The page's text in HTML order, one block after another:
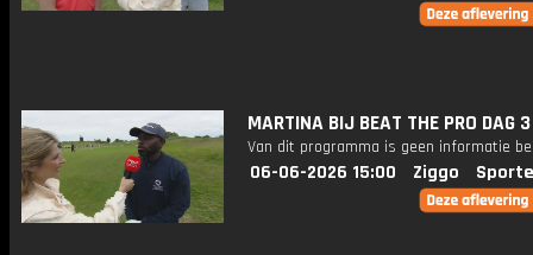
MARTINA BIJ BEAT THE PRO DAG
Van dit programma is geen informatie
06-06-2026 15:00 Ziggo